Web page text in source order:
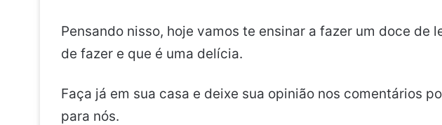
Pensando nisso, hoje vamos te ensinar a fazer um doce de
de fazer e que é uma delícia.
Faça já em sua casa e deixe sua opinião nos comentários
para nós.